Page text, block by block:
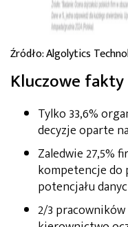
Źródło: Algolytics
Kluczowe fakty
Tylko 33,6%
decyzje oparte
Zaledwie 27,5%
kompetencje do
potencjału
2/3